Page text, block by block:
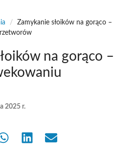
/
Zamykanie słoików na gorąco –
na gorąco –
2025 r.
Share Share Share